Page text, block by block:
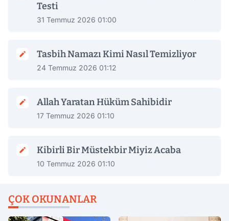
Testi
31 Temmuz 2026 01:00
Tasbih Namazı Kimi Nasıl Temizliyor
24 Temmuz 2026 01:12
Allah Yaratan Hüküm Sahibidir
17 Temmuz 2026 01:10
Kibirli Bir Müstekbir Miyiz Acaba
10 Temmuz 2026 01:10
ÇOK OKUNANLAR